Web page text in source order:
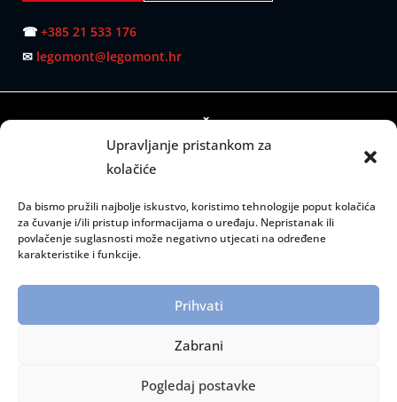
Upravljanje pristankom za
kolačiće
Da bismo pružili najbolje iskustvo, koristimo tehnologije poput kolačića
za čuvanje i/ili pristup informacijama o uređaju. Nepristanak ili
povlačenje suglasnosti može negativno utjecati na određene
karakteristike i funkcije.
Prihvati
Zabrani
Pogledaj postavke
☎ +385 21 533 176
✉ legomont@legomont.hr
SJEDIŠTE:
Mažuranićevo šetalište 53
RADNO VRIJEME:
Ponedjeljak – petak: 08:00 do 15:00 sati
Zaštita privatnosti